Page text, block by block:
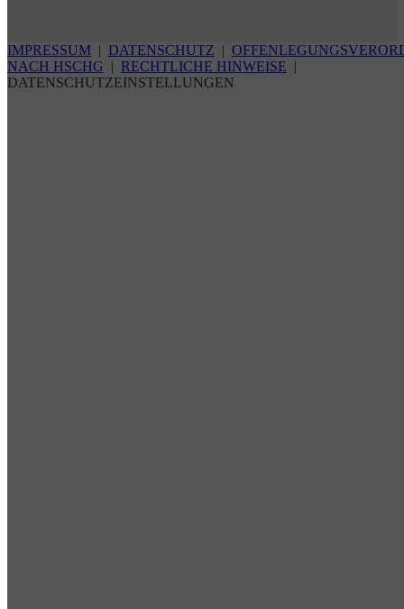
IMPRESSUM | DATENSCHUTZ |
NACH HSCHG | RECHTLICHE HINWEISE |
DATENSCHUTZEINSTELLUNGEN